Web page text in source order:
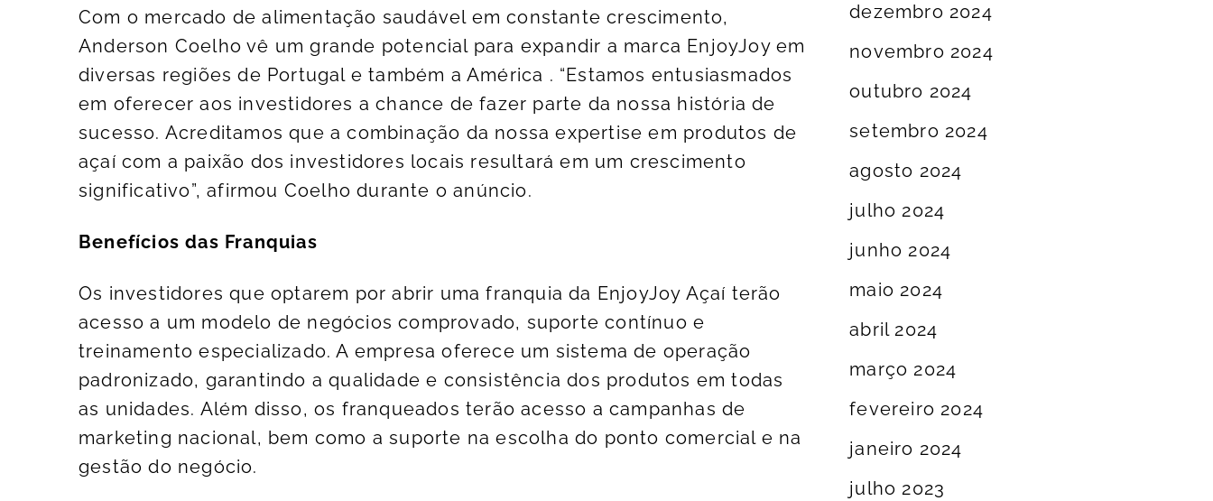
Com o mercado de alimentação saudável em constante crescimento,
Anderson Coelho vê um grande potencial para expandir a marca EnjoyJoy em
diversas regiões de Portugal e também a América . “Estamos entusiasmados
em oferecer aos investidores a chance de fazer parte da nossa história de
sucesso. Acreditamos que a combinação da nossa expertise em produtos de
açaí com a paixão dos investidores locais resultará em um crescimento
significativo”, afirmou Coelho durante o anúncio.
Benefícios das Franquias
Os investidores que optarem por abrir uma franquia da EnjoyJoy Açaí terão
acesso a um modelo de negócios comprovado, suporte contínuo e
treinamento especializado. A empresa oferece um sistema de operação
padronizado, garantindo a qualidade e consistência dos produtos em todas
as unidades. Além disso, os franqueados terão acesso a campanhas de
marketing nacional, bem como a suporte na escolha do ponto comercial e na
gestão do negócio.
dezembro 2024
novembro 2024
outubro 2024
setembro 2024
agosto 2024
julho 2024
junho 2024
maio 2024
abril 2024
março 2024
fevereiro 2024
janeiro 2024
julho 2023